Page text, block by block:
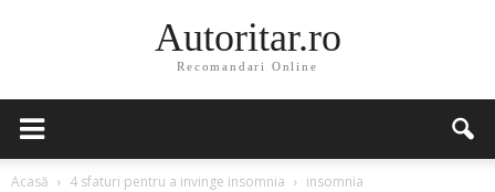
Autoritar.ro
Recomandari Online
Acasă 4 sfaturi pentru a invinge insomnia insomnia